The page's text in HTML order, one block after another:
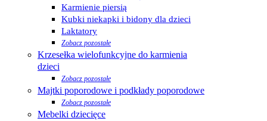
Karmienie piersią
Kubki niekapki i bidony dla dzieci
Laktatory
Zobacz pozostałe
Krzesełka wielofunkcyjne do karmienia
dzieci
Zobacz pozostałe
Majtki poporodowe i podkłady poporodowe
Zobacz pozostałe
Mebelki dziecięce